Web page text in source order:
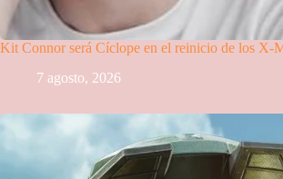
Kit Connor será Cíclope en el reinicio de los X-
7 agosto, 2026